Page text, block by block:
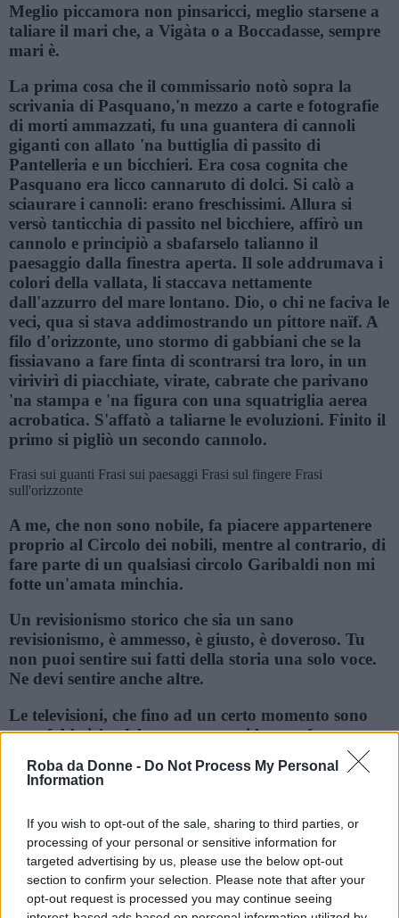
Roba da Donne - Do Not Process My Personal
Information
If you wish to opt-out of the sale, sharing to third parties, or
processing of your personal or sensitive information for
targeted advertising by us, please use the below opt-out
section to confirm your selection. Please note that after your
opt-out request is processed you may continue seeing
Meglio piccamora non pinsaricci, meglio starsene a
taliare il mari che, a Vigàta o a Boccadasse, sempre
mari è.
La prima cosa che il commissario notò sopra la
scrivania di Pasquano,'n mezzo a carte e fotografie
di morti ammazzati, fu una guantera di cannoli
giganti con allato 'na buttiglia di passito di
Pantelleria e un bicchieri. Era cosa cognita che
Pasquano era licco cannaruto di dolci. Si calò a
sciaurare i cannoli: erano freschissimi. Allura si
versò tanticchia di passito nel bicchiere, affirò un
cannolo e principiò a sbafarselo talianno il
paesaggio dalla finestra aperta. Il sole addrumava i
colori della vallata, li staccava nettamente
dall'azzurro del mare lontano. Dio, o chi ne faciva le
veci, qua si stava addimostrando un pittore naïf. A
filo d'orizzonte, uno stormo di gabbiani che se la
fissiavano a fare finta di scontrarsi tra loro, in un
virivirì di piacchiate, virate, cabrate che parivano
'na stampa e 'na figura con una squatriglia aerea
acrobatica. S'affatò a taliarne le evoluzioni. Finito il
primo si pigliò un secondo cannolo.
Frasi sui guanti Frasi sui paesaggi Frasi sul fingere Frasi
sull'orizzonte
A me, che non sono nobile, fa piacere appartenere
proprio al Circolo dei nobili, mentre al contrario, di
fare parte di un qualsiasi circolo Garibaldi non mi
fotte un'amata minchia.
Un revisionismo storico che sia un sano
revisionismo, è ammesso, è giusto, è doveroso. Tu
non puoi sentire sui fatti della storia una solo voce.
Ne devi sentire anche altre.
Le televisioni, che fino ad un certo momento sono
state fabbriche del consenso, oggi hanno fatto un
credere. Del credere in che cosa? In una fede di
Frasi sul salto
Potremmo dire che [il fascismo] fu una solenne
minchiata. Una atroce minchiata. Il fascismo
sarebbe stato grottesco, se non fosse stato tragico. Se